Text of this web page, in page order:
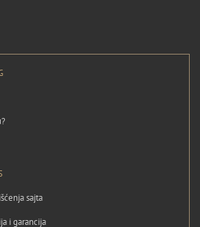
sajta
i garancija